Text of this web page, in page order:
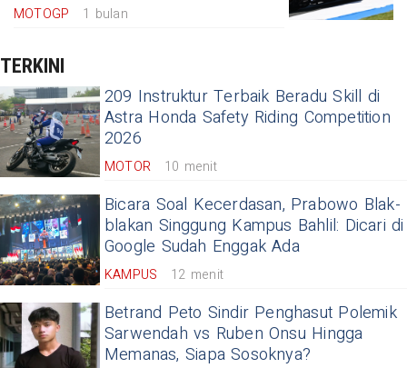
MOTOGP 1 bulan
TERKINI
209 Instruktur Terbaik Beradu Skill di
Astra Honda Safety Riding Competition
2026
MOTOR 10 menit
Bicara Soal Kecerdasan, Prabowo Blak-
blakan Singgung Kampus Bahlil: Dicari di
Google Sudah Enggak Ada
KAMPUS 12 menit
Betrand Peto Sindir Penghasut Polemik
Sarwendah vs Ruben Onsu Hingga
Memanas, Siapa Sosoknya?